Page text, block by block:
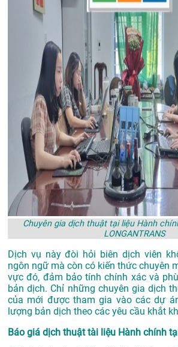
Chuyên gia dịch thuật tại liệu Hành
LONGANTRANS
Dịch vụ này đòi hỏi biên dịch viên
ngôn ngữ mà còn có kiến thức chuyên
vực đó, đảm bảo tính chính xác và
bản dịch. Chỉ những chuyên gia dịch
của mới được tham gia vào các dự
lượng bản dịch theo các yêu cầu khắt
Báo giá dịch thuật tài liệu Hành chính